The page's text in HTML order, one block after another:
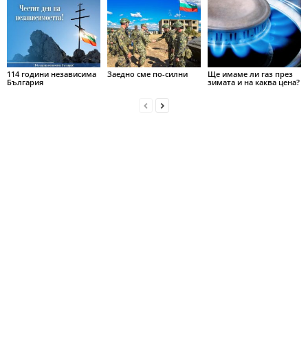
114 години независима
България
Заедно сме по-силни
Ще имаме ли газ през
зимата и на каква цена?